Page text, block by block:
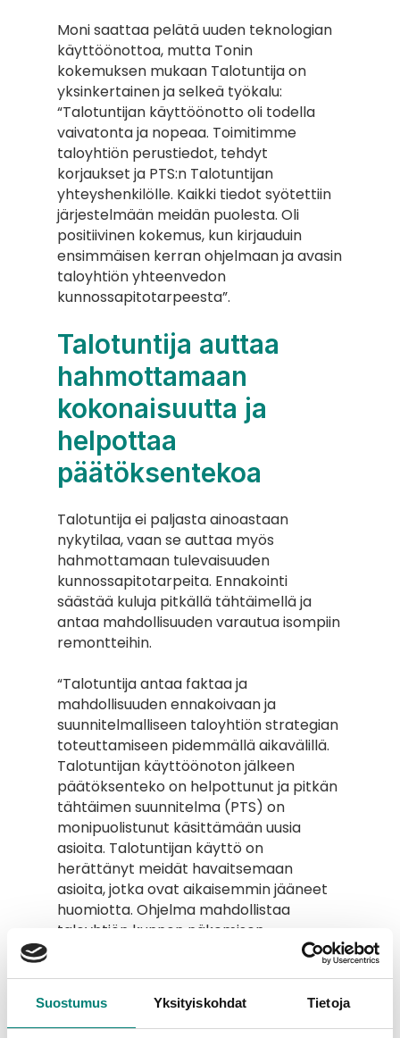
Suostumus Yksityiskohdat Tietoja
Moni saattaa pelätä uuden teknologian
käyttöönottoa, mutta Tonin
kokemuksen mukaan Talotuntija on
yksinkertainen ja selkeä työkalu:
“Talotuntijan käyttöönotto oli todella
vaivatonta ja nopeaa. Toimitimme
taloyhtiön perustiedot, tehdyt
korjaukset ja PTS:n Talotuntijan
yhteyshenkilölle. Kaikki tiedot syötettiin
järjestelmään meidän puolesta. Oli
positiivinen kokemus, kun kirjauduin
ensimmäisen kerran ohjelmaan ja avasin
taloyhtiön yhteenvedon
kunnossapitotarpeesta”.
Talotuntija auttaa
hahmottamaan
kokonaisuutta ja
helpottaa
päätöksentekoa
Talotuntija ei paljasta ainoastaan
nykytilaa, vaan se auttaa myös
hahmottamaan tulevaisuuden
kunnossapitotarpeita. Ennakointi
säästää kuluja pitkällä tähtäimellä ja
antaa mahdollisuuden varautua isompiin
remontteihin.
“Talotuntija antaa faktaa ja
mahdollisuuden ennakoivaan ja
suunnitelmalliseen taloyhtiön strategian
toteuttamiseen pidemmällä aikavälillä.
Talotuntijan käyttöönoton jälkeen
päätöksenteko on helpottunut ja pitkän
tähtäimen suunnitelma (PTS) on
monipuolistunut käsittämään uusia
asioita. Talotuntijan käyttö on
herättänyt meidät havaitsemaan
asioita, jotka ovat aikaisemmin jääneet
huomiotta. Ohjelma mahdollistaa
taloyhtiön kunnon näkemisen
seuraussuhteet tulevat hyvin esille. Jos
moneen muuhun asiaan”.